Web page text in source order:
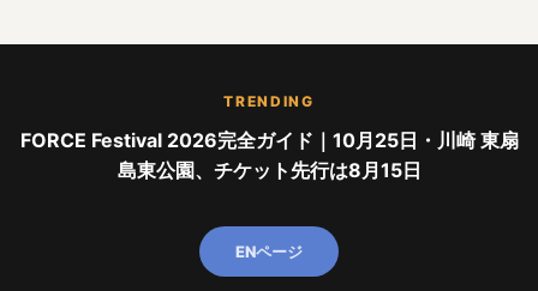
TRENDING
FORCE Festival 2026完全ガイド｜10月25日・川崎 東扇
島東公園、チケット先行は8月15日
ENページ